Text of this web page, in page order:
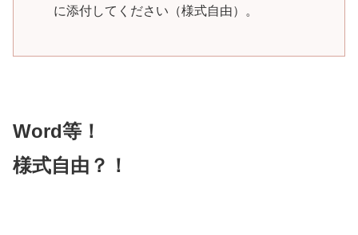
に添付してください（様式自由）。
Word等！
様式自由？！